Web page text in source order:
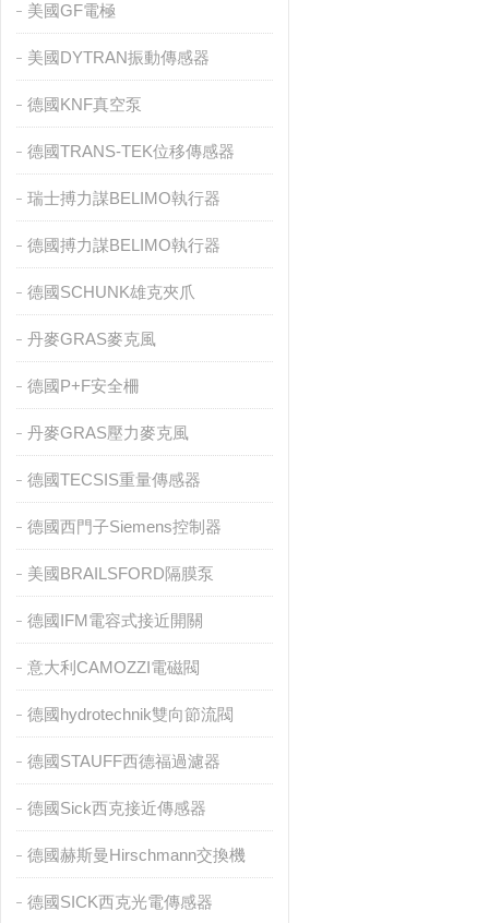
美國GF電極
美國DYTRAN振動傳感器
德國KNF真空泵
德國TRANS-TEK位移傳感器
瑞士搏力謀BELIMO執行器
德國搏力謀BELIMO執行器
德國SCHUNK雄克夾爪
丹麥GRAS麥克風
德國P+F安全柵
丹麥GRAS壓力麥克風
德國TECSIS重量傳感器
德國西門子Siemens控制器
美國BRAILSFORD隔膜泵
德國IFM電容式接近開關
意大利CAMOZZI電磁閥
德國hydrotechnik雙向節流閥
德國STAUFF西德福過濾器
德國Sick西克接近傳感器
德國赫斯曼Hirschmann交換機
德國SICK西克光電傳感器